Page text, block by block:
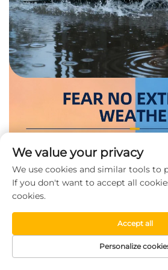
We value your privacy
We use cookies and similar tools to
If you don't want to accept all
cookies.
Personalize
Accept all